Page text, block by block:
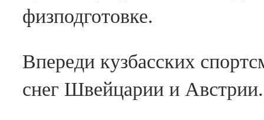
физподготовке.
Впереди кузбасских
снег Швейцарии и Австрии.